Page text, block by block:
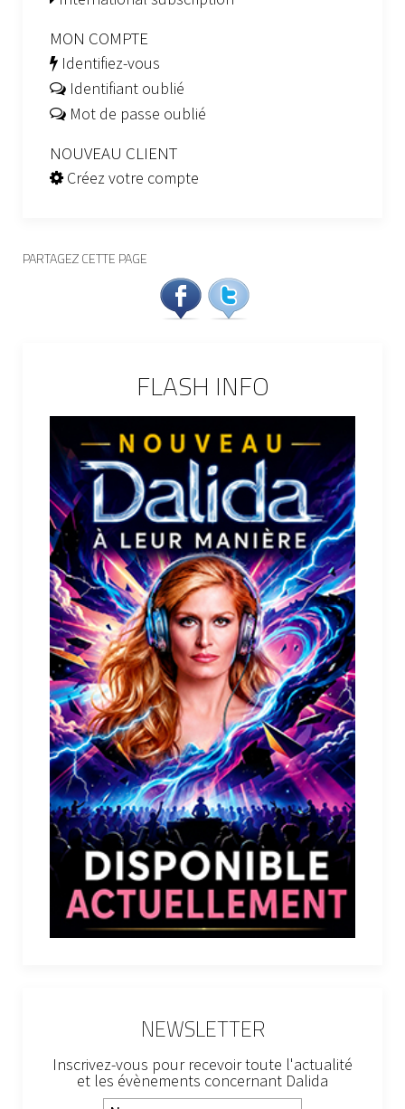
MON COMPTE
Identifiez-vous
Identifiant oublié
Mot de passe oublié
NOUVEAU CLIENT
Créez votre compte
PARTAGEZ CETTE PAGE
FLASH INFO
NEWSLETTER
Inscrivez-vous pour recevoir toute l'actualité
et les évènements concernant Dalida